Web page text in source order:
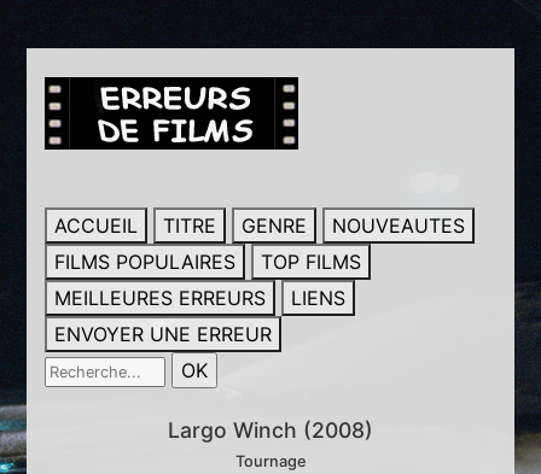
ACCUEIL TITRE GENRE
NOUVEAUTES
FILMS POPULAIRES
TOP FILMS
MEILLEURES ERREURS
LIENS
ENVOYER UNE ERREUR
Largo Winch (2008)
Tournage